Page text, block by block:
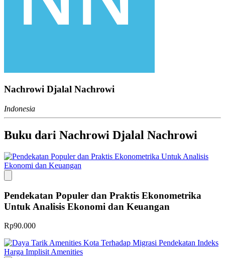
Nachrowi Djalal Nachrowi
Indonesia
Buku dari Nachrowi Djalal Nachrowi
Pendekatan Populer dan Praktis Ekonometrika
Untuk Analisis Ekonomi dan Keuangan
Rp90.000